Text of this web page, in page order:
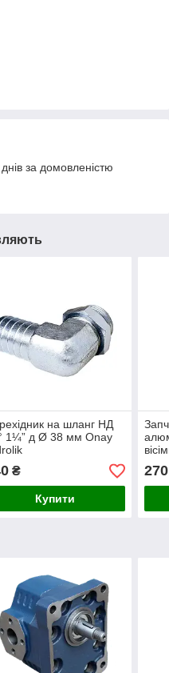
за домовленістю
на шланг НД
1¼” д Ø 38 мм Onay
₴
Купити
270